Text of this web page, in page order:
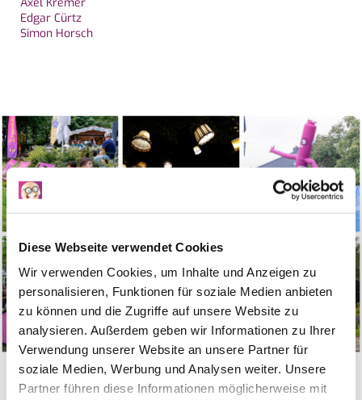
Diese Webseite verwendet Cookies
Wir verwenden Cookies, um Inhalte und Anzeigen zu
personalisieren, Funktionen für soziale Medien anbieten
zu können und die Zugriffe auf unsere Website zu
analysieren. Außerdem geben wir Informationen zu Ihrer
Verwendung unserer Website an unsere Partner für
soziale Medien, Werbung und Analysen weiter. Unsere
Partner führen diese Informationen möglicherweise mit
Edgar Cürtz
Simon Horsch